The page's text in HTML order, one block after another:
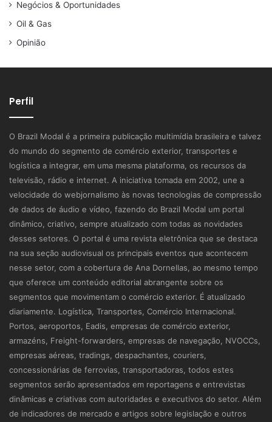
Negócios & Oportunidades
Oil & Gas
Opinião
Perfil
O Brazil Modal é a primeira publicação multimídia brasileira e talvez
do mundo do segmento de comércio exterior, transportes e
logística a integrar, em uma mesma plataforma, os recursos da
televisão, rádio e internet. A iniciativa tomada em 2002, une a
velocidade do webjornalismo às novas tecnologias de compressão
de dados de áudio e vídeo, fazendo do Brazil Modal um portal
dinâmico, criativo, sempre atualizado com todas as novidades
desses setores. O portal é uma revista eletrônica que se destaca
na sua seção audiovisual os principais eventos que acontecem
nesse setor, com a cobertura de Ana Dornellas, ao mesmo tempo
que oferece um conteúdo editorial abrangente sobre os
segmentos que movimentam o comércio exterior. É atualizado
diariamente. Logística, Transportes, Comércio Internacional.
Portos, aeroportos, Eadis, empresas de comércio exterior,
armazéns, Freight-forwarders, empresas de navegação, NVOCCs,
empresas aéreas, tradings, despachantes, couriers,
concessionárias de ferrovias, transportadoras, todos estes
segmentos serão apresentados em reportagens e entrevistas
dinâmicas e criativas com autoridades e executivos do setor. Além
de indicadores de mercado e artigos sobre legislação e outros